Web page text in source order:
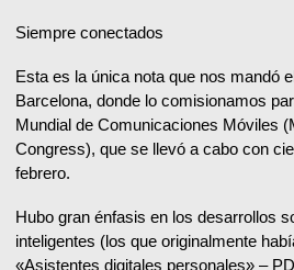
Siempre conectados
Esta es la única nota que nos mandó
Barcelona, donde lo comisionamos
Mundial de Comunicaciones Móviles
Congress), que se llevó a cabo con
febrero.
Hubo gran énfasis en los desarrollos
inteligentes (los que originalmente
«Asistentes digitales personales» –